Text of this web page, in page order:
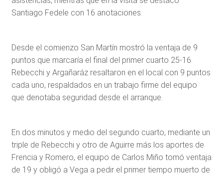
Santiago Fedele con 16 anotaciones.
Desde el comienzo San Martín mostró la ventaja de 9
puntos que marcaría el final del primer cuarto 25-16.
Rebecchi y Argañaráz resaltaron en el local con 9 puntos
cada uno, respaldados en un trabajo firme del equipo
que denotaba seguridad desde el arranque.
En dos minutos y medio del segundo cuarto, mediante un
triple de Rebecchi y otro de Aguirre más los aportes de
Frencia y Romero, el equipo de Carlos Miño tomó ventaja
de 19 y obligó a Vega a pedir el primer tiempo muerto de